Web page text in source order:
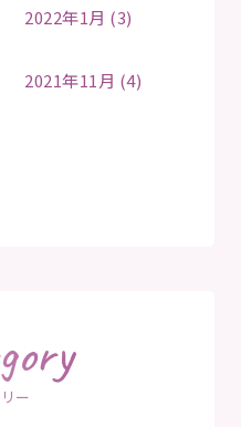
2022年1月 (3)
2021年11月 (4)
ー